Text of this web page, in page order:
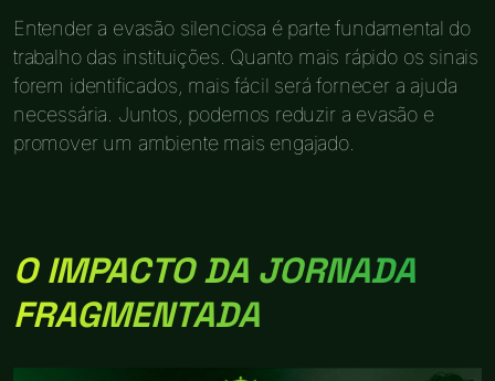
Entender a evasão silenciosa é parte fundamental do
trabalho das instituições. Quanto mais rápido os sinais
forem identificados, mais fácil será fornecer a ajuda
necessária. Juntos, podemos reduzir a evasão e
promover um ambiente mais engajado.
O IMPACTO DA JORNADA
FRAGMENTADA